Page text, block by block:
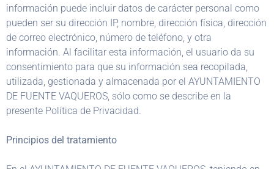
información puede incluir datos de carácter personal como
pueden ser su dirección IP, nombre, dirección física, dirección
de correo electrónico, número de teléfono, y otra
información. Al facilitar esta información, el usuario da su
consentimiento para que su información sea recopilada,
utilizada, gestionada y almacenada por el AYUNTAMIENTO
DE FUENTE VAQUEROS, sólo como se describe en la
presente Política de Privacidad.
Principios del tratamiento